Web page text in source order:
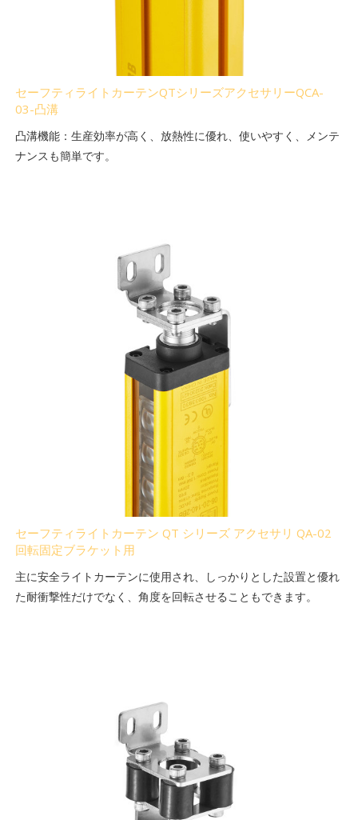
セーフティライトカーテンQTシリーズアクセサリーQCA-
03-凸溝
凸溝機能：生産効率が高く、放熱性に優れ、使いやすく、メンテ
ナンスも簡単です。
セーフティライトカーテン QT シリーズ アクセサリ QA-02
回転固定ブラケット用
主に安全ライトカーテンに使用され、しっかりとした設置と優れ
た耐衝撃性だけでなく、角度を回転させることもできます。